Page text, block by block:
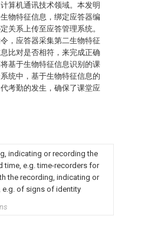
算机通讯技术领域。本发明
物特征信息，绑定应答器编
关系上传至应答管理系统。
，应答器采集第二生物特征
比对是否相符，来完成正确
基于生物特征信息识别的课
统中，基于生物特征信息的
考勤的发生，确保了课堂应
indicating or recording the
time, e.g. time-recorders for
the recording, indicating or
of signs of identity